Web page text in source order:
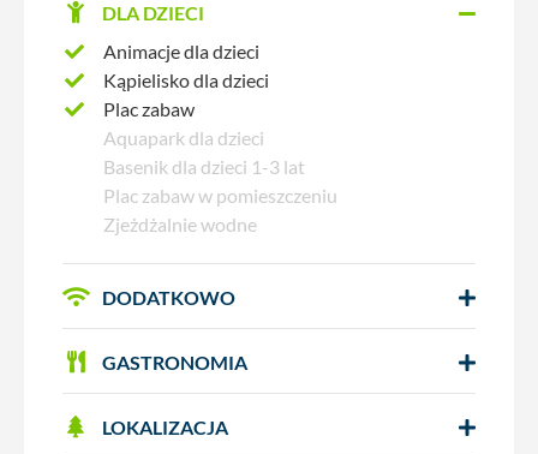
DLA DZIECI
Animacje dla dzieci
Kąpielisko dla dzieci
Plac zabaw
Aquapark dla dzieci
Basenik dla dzieci 1-3 lat
Plac zabaw w pomieszczeniu
Zjeżdżalnie wodne
DODATKOWO
GASTRONOMIA
LOKALIZACJA